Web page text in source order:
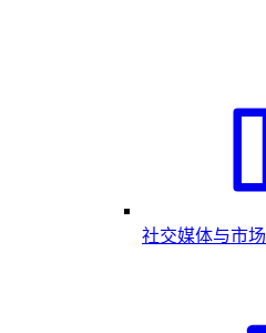
社交媒体与市场